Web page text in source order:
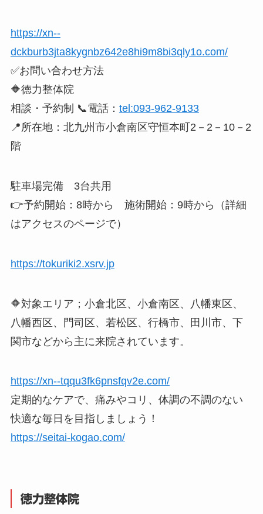
https://xn--
dckburb3jta8kygnbz642e8hi9m8bi3qly1o.com/
✅お問い合わせ方法
🔶徳力整体院
相談・予約制 📞電話： tel:093-962-9133
📍所在地：北九州市小倉南区守恒本町2－2－10－2
階
駐車場完備 3台共用
👉予約開始：8時から 施術開始：9時から（詳細
はアクセスのページで）
https://tokuriki2.xsrv.jp
🔶対象エリア；小倉北区、小倉南区、八幡東区、
八幡西区、門司区、若松区、行橋市、田川市、下
関市などから主に来院されています。
https://xn--tqqu3fk6pnsfqv2e.com/
定期的なケアで、痛みやコリ、体調の不調のない
快適な毎日を目指しましょう！
https://seitai-kogao.com/
徳力整体院